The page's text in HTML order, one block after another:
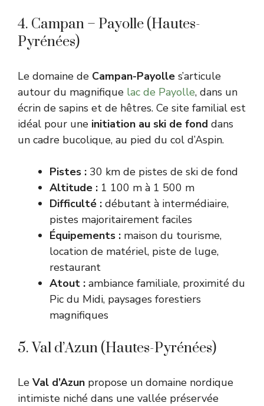
4. Campan – Payolle (Hautes-
Pyrénées)
Le domaine de Campan-Payolle s’articule
autour du magnifique lac de Payolle, dans un
écrin de sapins et de hêtres. Ce site familial est
idéal pour une initiation au ski de fond dans
un cadre bucolique, au pied du col d’Aspin.
Pistes : 30 km de pistes de ski de fond
Altitude : 1 100 m à 1 500 m
Difficulté : débutant à intermédiaire,
pistes majoritairement faciles
Équipements : maison du tourisme,
location de matériel, piste de luge,
restaurant
Atout : ambiance familiale, proximité du
Pic du Midi, paysages forestiers
magnifiques
5. Val d’Azun (Hautes-Pyrénées)
Le Val d’Azun propose un domaine nordique
intimiste niché dans une vallée préservée